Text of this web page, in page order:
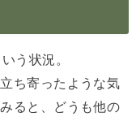
う状況。
ち寄ったような気
ると、どうも他の